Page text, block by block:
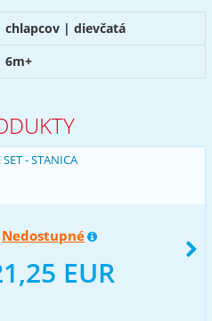
chlapcov | dievčatá
6m+
SET - STANICA
Nedostupné
EUR